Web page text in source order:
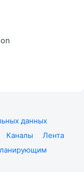
данных
Каналы
Лента